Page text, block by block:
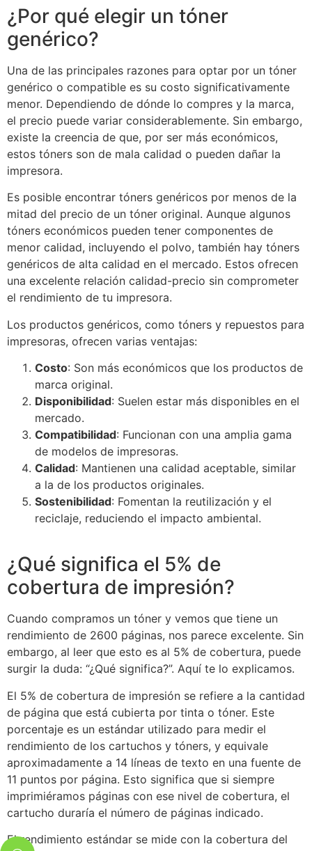
¿Por qué elegir un tóner
genérico?
Una de las principales razones para optar por un tóner
genérico o compatible es su costo significativamente
menor. Dependiendo de dónde lo compres y la marca,
el precio puede variar considerablemente. Sin embargo,
existe la creencia de que, por ser más económicos,
estos tóners son de mala calidad o pueden dañar la
impresora.
Es posible encontrar tóners genéricos por menos de la
mitad del precio de un tóner original. Aunque algunos
tóners económicos pueden tener componentes de
menor calidad, incluyendo el polvo, también hay tóners
genéricos de alta calidad en el mercado. Estos ofrecen
una excelente relación calidad-precio sin comprometer
el rendimiento de tu impresora.
Los productos genéricos, como tóners y repuestos para
impresoras, ofrecen varias ventajas:
Costo: Son más económicos que los productos de
marca original.
Disponibilidad: Suelen estar más disponibles en el
mercado.
Compatibilidad: Funcionan con una amplia gama
de modelos de impresoras.
Calidad: Mantienen una calidad aceptable, similar
a la de los productos originales.
Sostenibilidad: Fomentan la reutilización y el
reciclaje, reduciendo el impacto ambiental.
¿Qué significa el 5% de
cobertura de impresión?
Cuando compramos un tóner y vemos que tiene un
rendimiento de 2600 páginas, nos parece excelente. Sin
embargo, al leer que esto es al 5% de cobertura, puede
surgir la duda: “¿Qué significa?”. Aquí te lo explicamos.
El 5% de cobertura de impresión se refiere a la cantidad
de página que está cubierta por tinta o tóner. Este
porcentaje es un estándar utilizado para medir el
rendimiento de los cartuchos y tóners, y equivale
aproximadamente a 14 líneas de texto en una fuente de
11 puntos por página. Esto significa que si siempre
imprimiéramos páginas con ese nivel de cobertura, el
cartucho duraría el número de páginas indicado.
El rendimiento estándar se mide con la cobertura del